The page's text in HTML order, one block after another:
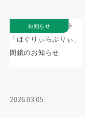
2026.03.05
お知らせ